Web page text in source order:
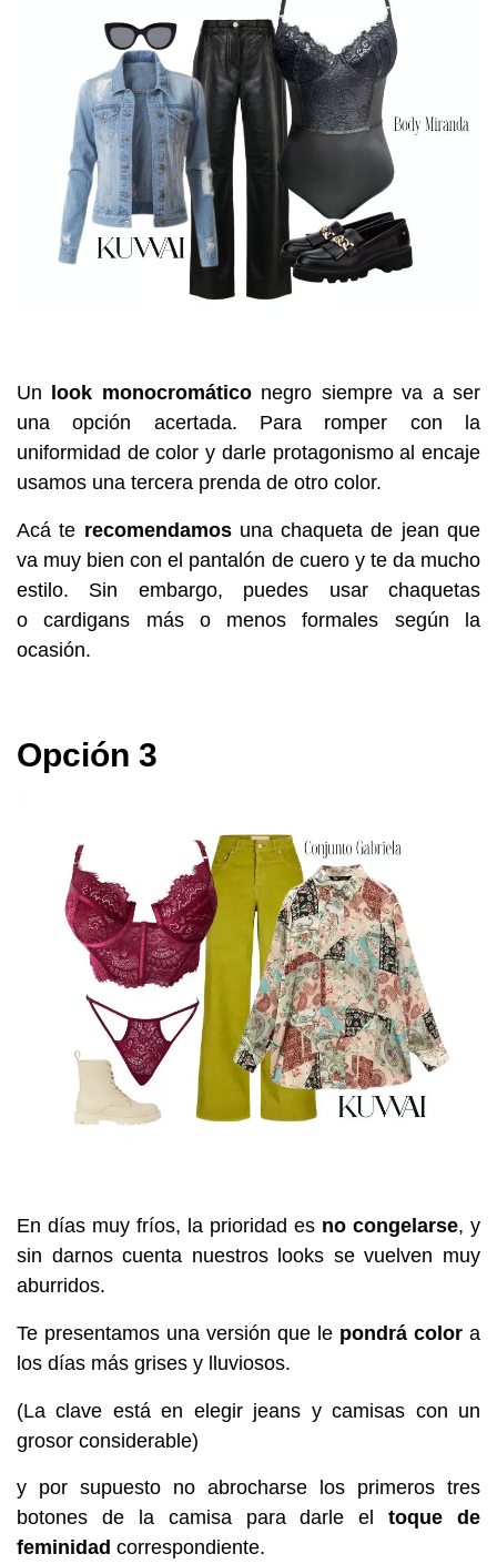
Un look monocromáticonegro siempre va a ser
una opción acertada. Para romper con la
uniformidad de color y darle protagonismo al encaje
usamos una tercera prenda de otro color.
Acá te recomendamosuna chaqueta de jean que
va muy bien con el pantalón de cuero y te da mucho
estilo. Sin embargo, puedes usar chaquetas
o cardigans más o menos formales según la
ocasión.
Opción 3
En días muy fríos, la prioridad es no congelarse, y
sin darnos cuenta nuestros looks se vuelven muy
aburridos.
Te presentamos una versión que le pondrá color a
los días más grises y lluviosos.
(La clave está en elegir jeans y camisas con un
grosor considerable)
y por supuesto no abrocharse los primeros tres
botones de la camisa para darle eltoque de
feminidad correspondiente.